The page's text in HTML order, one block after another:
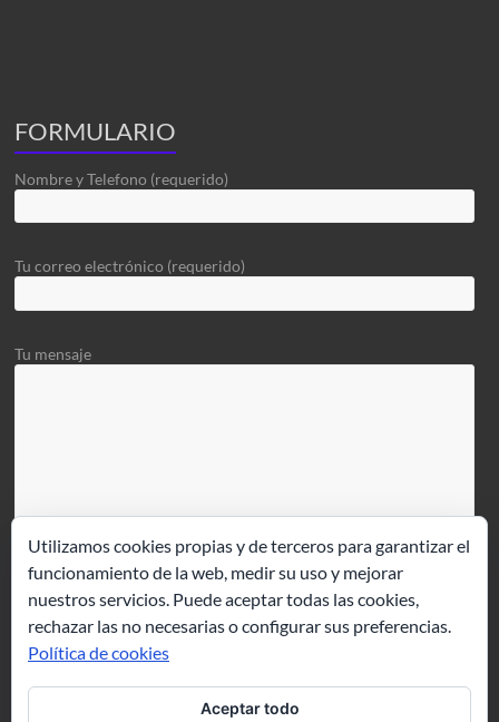
FORMULARIO
Nombre y Telefono (requerido)
Tu correo electrónico (requerido)
Tu mensaje
Utilizamos cookies propias y de terceros para garantizar el
funcionamiento de la web, medir su uso y mejorar
nuestros servicios. Puede aceptar todas las cookies,
rechazar las no necesarias o configurar sus preferencias.
Política de cookies
Aceptar todo